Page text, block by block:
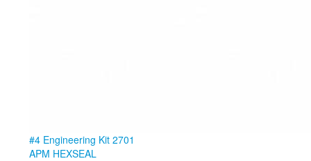
#4 Engineering Kit 2701
APM HEXSEAL